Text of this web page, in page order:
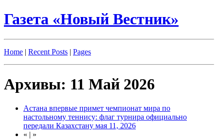
Газета «Новый Вестник»
Home | Recent Posts | Pages
Архивы: 11 Май 2026
Астана впервые примет чемпионат мира по
настольному теннису: флаг турнира официально
передали Казахстану мая 11, 2026
« | »